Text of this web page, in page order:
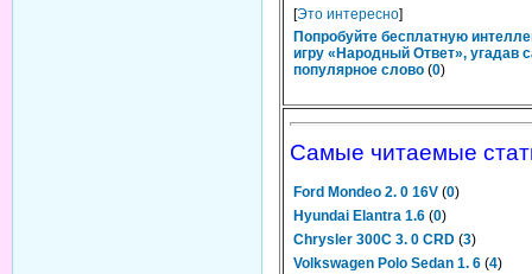
[Это интересно]
Попробуйте бесплатную
игру «Народный Ответ», угадав
популярное слово (0)
Самые читаемые
Ford Mondeo 2. 0 16V (0)
Hyundai Elantra 1.6 (0)
Chrysler 300C 3. 0 CRD (3)
Volkswagen Polo Sedan 1. 6 (4)